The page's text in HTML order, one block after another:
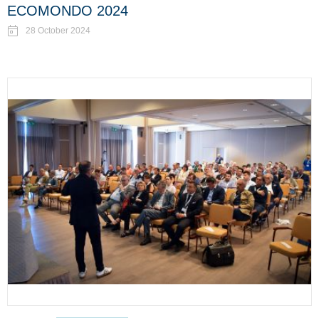
ECOMONDO 2024
28 October 2024